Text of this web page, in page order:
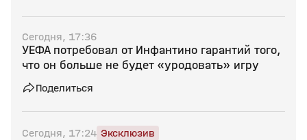
Сегодня, 17:36
УЕФА потребовал от Инфантино гарантий того,
что он больше не будет «уродовать» игру
Поделиться
Сегодня, 17:24 Эксклюзив